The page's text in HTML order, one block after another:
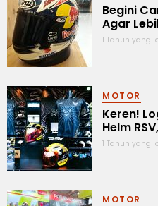
Begini
Agar
1 Tahun yang
MOTOR
Keren!
Helm
1 Tahun yang
MOTOR